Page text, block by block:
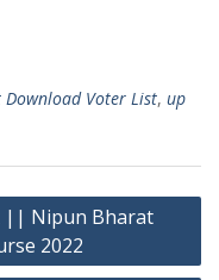
Download Voter List, up
|| Nipun Bharat
2022